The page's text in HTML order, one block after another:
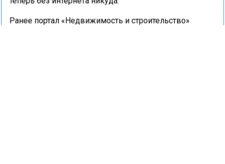
Ранее портал «Недвижимость и строительство»